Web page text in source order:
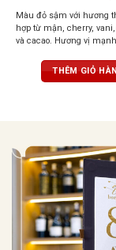
sậm với hương thơm phức
cherry, vani, cam thảo
Hương vị mạnh mẽ, tròn
dai, tạo nên ấn tượng khó
THÊM GIỎ HÀNG